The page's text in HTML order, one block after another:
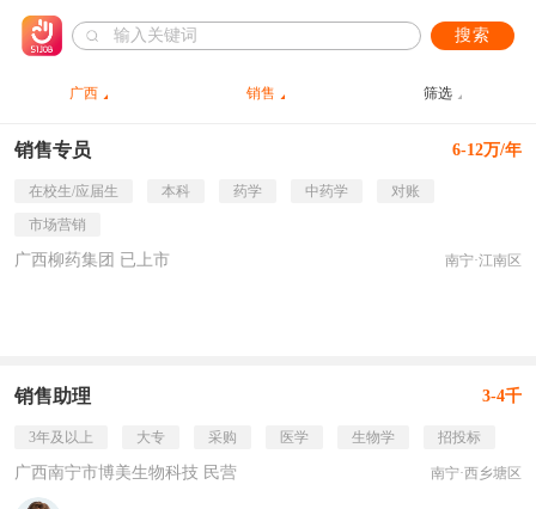
搜索
广西 销售 筛选
销售专员 6-12万/年
在校生/应届生 本科 药学 中药学
对账
市场营销
广西柳药集团 已上市 南宁·江南区
销售助理 3-4千
3年及以上 大专 采购 医学 生物学 招投标
广西南宁市博美生物科技 民营 南宁·西乡塘区